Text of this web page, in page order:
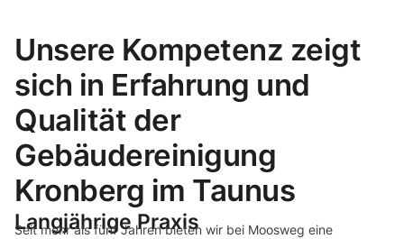
Unsere Kompetenz zeigt
sich in Erfahrung und
Qualität der
Gebäudereinigung
Kronberg im Taunus
Langjährige Praxis
Seit mehr als fünf Jahren bieten wir bei Moosweg eine